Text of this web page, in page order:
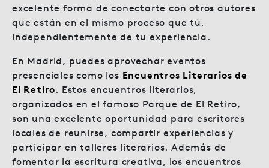
excelente forma de conectarte con otros autores
que están en el mismo proceso que tú,
independientemente de tu experiencia.
En Madrid, puedes aprovechar eventos
presenciales como los Encuentros Literarios de
El Retiro. Estos encuentros literarios,
organizados en el famoso Parque de El Retiro,
son una excelente oportunidad para escritores
locales de reunirse, compartir experiencias y
participar en talleres literarios. Además de
fomentar la escritura creativa, los encuentros